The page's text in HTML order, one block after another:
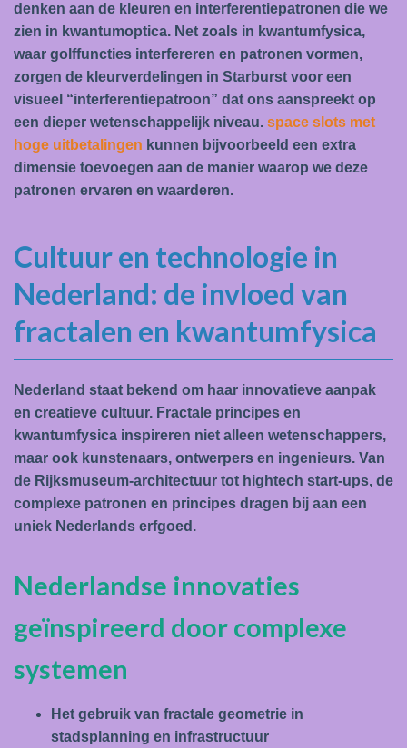
denken aan de kleuren en interferentiepatronen die we
zien in kwantumoptica. Net zoals in kwantumfysica,
waar golffuncties interfereren en patronen vormen,
zorgen de kleurverdelingen in Starburst voor een
visueel “interferentiepatroon” dat ons aanspreekt op
een dieper wetenschappelijk niveau. space slots met
hoge uitbetalingen kunnen bijvoorbeeld een extra
dimensie toevoegen aan de manier waarop we deze
patronen ervaren en waarderen.
Cultuur en technologie in
Nederland: de invloed van
fractalen en kwantumfysica
Nederland staat bekend om haar innovatieve aanpak
en creatieve cultuur. Fractale principes en
kwantumfysica inspireren niet alleen wetenschappers,
maar ook kunstenaars, ontwerpers en ingenieurs. Van
de Rijksmuseum-architectuur tot hightech start-ups, de
complexe patronen en principes dragen bij aan een
uniek Nederlands erfgoed.
Nederlandse innovaties
geïnspireerd door complexe
systemen
Het gebruik van fractale geometrie in
stadsplanning en infrastructuur